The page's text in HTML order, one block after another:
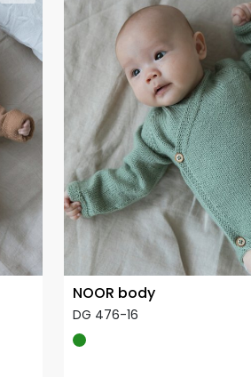
NOOR body
DG 476-16